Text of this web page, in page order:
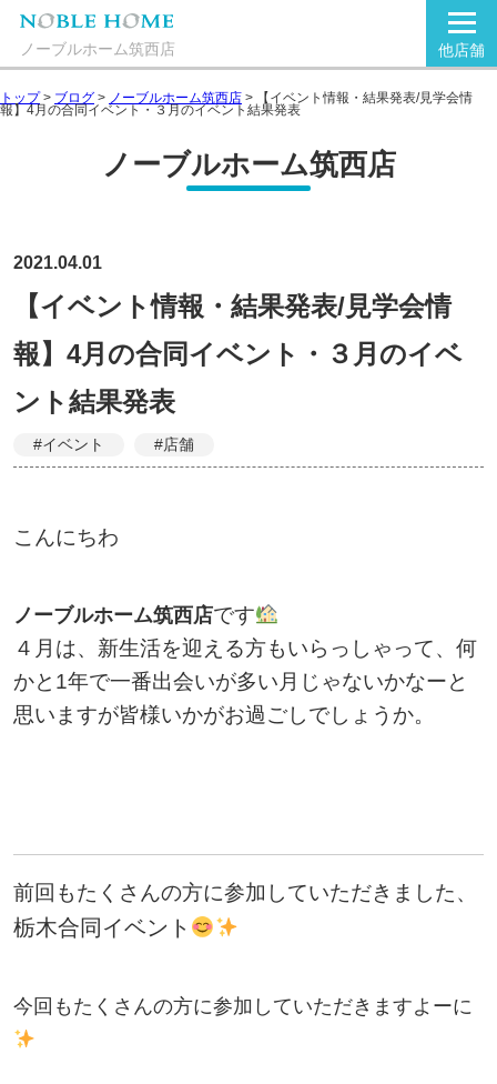
ノーブルホーム筑西店 他店舗
トップ> ブログ > ノーブルホーム筑西店 > 【イベント情報・結果発表/見学会情
報】4月の合同イベント・３月のイベント結果発表
ノーブルホーム筑西店
2021.04.01
【イベント情報・結果発表/見学会情
報】4月の合同イベント・３月のイベ
ント結果発表
#イベント #店舗
こんにちわ
ノーブルホーム筑西店です
４月は、新生活を迎える方もいらっしゃって、何
かと1年で一番出会いが多い月じゃないかなーと
思いますが皆様いかがお過ごしでしょうか。
前回もたくさんの方に参加していただきました、
栃木合同イベント
今回もたくさんの方に参加していただきますよーに